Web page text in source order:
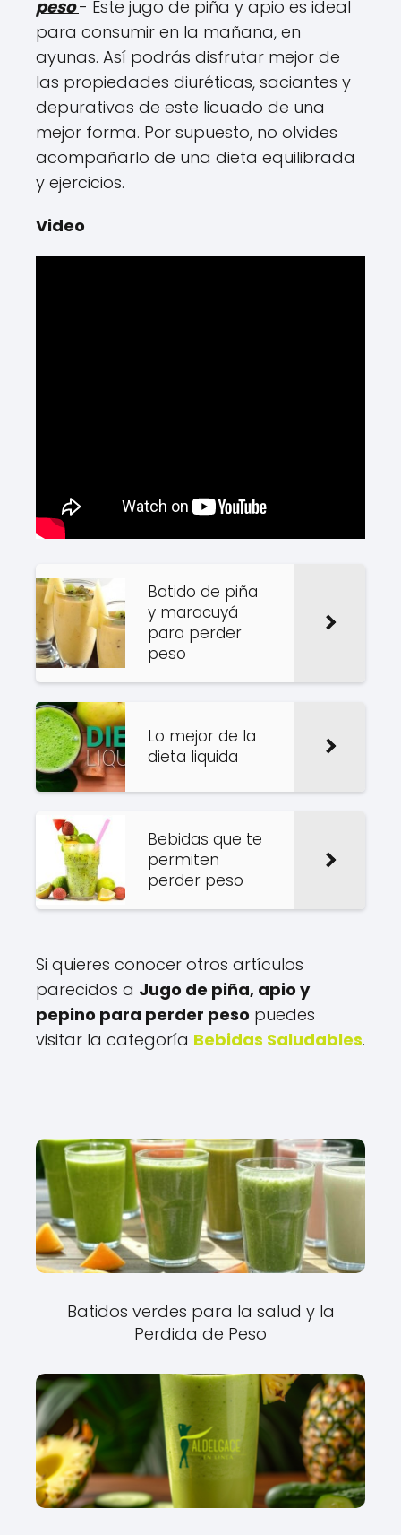
peso - Este jugo de piña y apio es ideal
para consumir en la mañana, en
ayunas. Así podrás disfrutar mejor de
las propiedades diuréticas, saciantes y
depurativas de este licuado de una
mejor forma. Por supuesto, no olvides
acompañarlo de una dieta equilibrada
y ejercicios.
Video
Batido de piña
y maracuyá
para perder
peso
Lo mejor de la
dieta liquida
Bebidas que te
permiten
perder peso
Si quieres conocer otros artículos
parecidos a Jugo de piña, apio y
pepino para perder peso puedes
visitar la categoría Bebidas Saludables.
Batidos verdes para la salud y la
Perdida de Peso